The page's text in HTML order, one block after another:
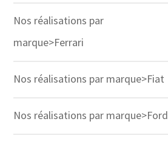
Nos réalisations par
marque>Ferrari
Nos réalisations par marque>Fiat
Nos réalisations par marque>Ford